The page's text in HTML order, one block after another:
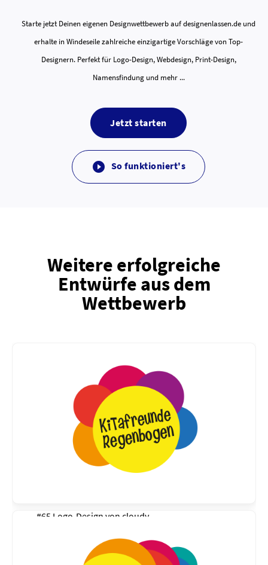
Starte jetzt Deinen eigenen Designwettbewerb auf designenlassen.de und
erhalte in Windeseile zahlreiche einzigartige Vorschläge von Top-
Designern. Perfekt für Logo-Design, Webdesign, Print-Design,
Namensfindung und mehr ...
Jetzt starten
 So funktioniert's
Weitere erfolgreiche
Entwürfe aus dem
Wettbewerb
#65 Logo-Design von cloudy